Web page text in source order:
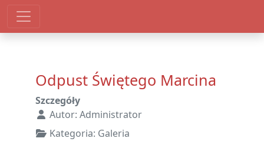
Odpust Świętego Marcina
Szczegóły
Autor: Administrator
Kategoria: Galeria